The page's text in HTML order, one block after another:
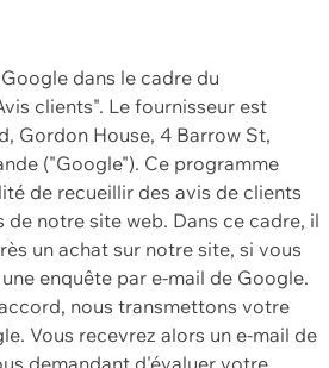
dans le cadre du
clients". Le fournisseur est
Gordon House, 4 Barrow St,
("Google"). Ce programme
de recueillir des avis de clients
notre site web. Dans ce cadre, il
un achat sur notre site, si vous
enquête par e-mail de Google.
nous transmettons votre
Vous recevrez alors un e-mail de